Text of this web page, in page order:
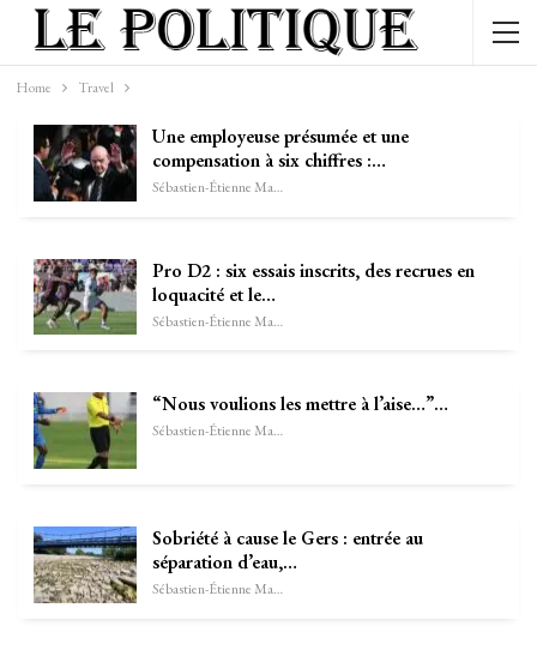
Home Travel
Une employeuse présumée et une
compensation à six chiffres :…
Sébastien-Étienne Marechal
Pro D2 : six essais inscrits, des recrues en
loquacité et le…
Sébastien-Étienne Marechal
“Nous voulions les mettre à l’aise…”…
Sébastien-Étienne Marechal
Sobriété à cause le Gers : entrée au
séparation d’eau,…
Sébastien-Étienne Marechal